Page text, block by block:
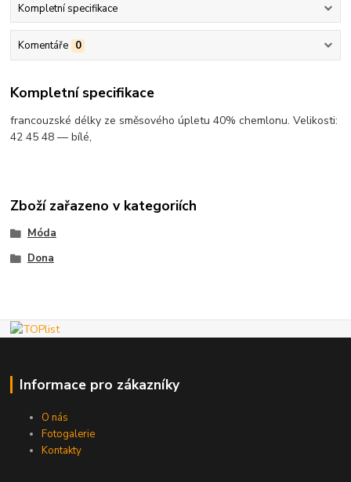
Kompletní specifikace
Komentáře 0
Kompletní specifikace
francouzské délky ze směsového úpletu 40% chemlonu. Velikosti:
42 45 48 — bílé,
Zboží zařazeno v kategoriích
Móda
Dona
Informace pro zákazníky
O nás
Fotogalerie
Kontakty